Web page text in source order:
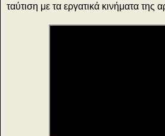
ταύτιση με τα εργατικά κινήματα της